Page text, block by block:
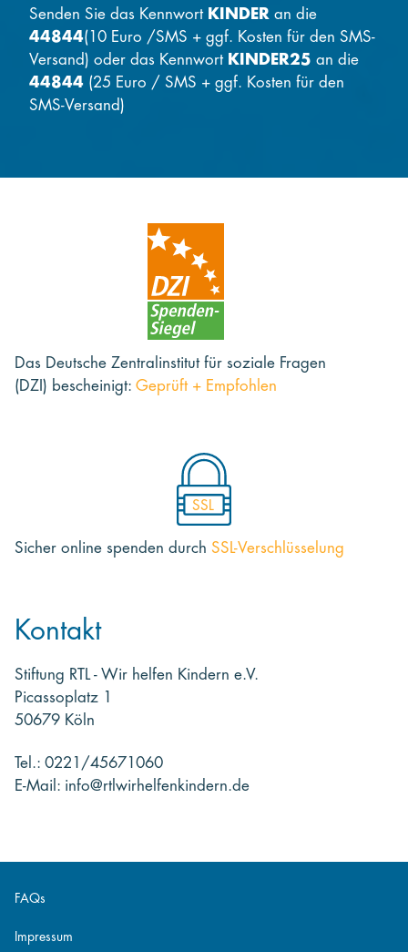
Senden Sie das Kennwort KINDER an die
44844(10 Euro /SMS + ggf. Kosten für den SMS-
Versand) oder das Kennwort KINDER25 an die
44844 (25 Euro / SMS + ggf. Kosten für den
SMS-Versand)
Das Deutsche Zentralinstitut für soziale Fragen
(DZI) bescheinigt: Geprüft + Empfohlen
SSL
Sicher online spenden durch SSL-Verschlüsselung
Kontakt
Stiftung RTL - Wir helfen Kindern e.V.
Picassoplatz 1
50679 Köln
Tel.: 0221/45671060
E-Mail: info@rtlwirhelfenkindern.de
FAQs
Impressum